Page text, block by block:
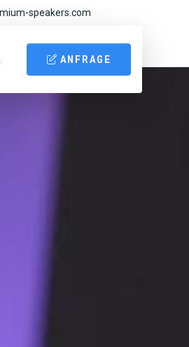
speakers.com
ANFRAGE